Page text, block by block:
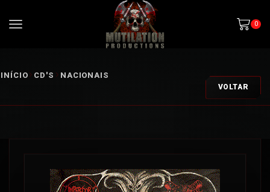
0
INÍCIO CD'S NACIONAIS
VOLTAR